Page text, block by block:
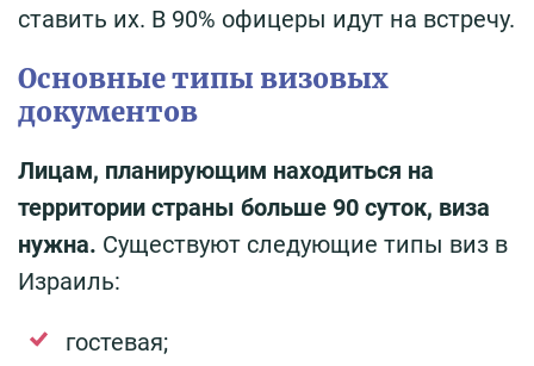
ставить их. В 90% офицеры идут на встречу.
Основные типы визовых
документов
Лицам, планирующим находиться на
территории страны больше 90 суток, виза
нужна. Существуют следующие типы виз в
Израиль:
гостевая;